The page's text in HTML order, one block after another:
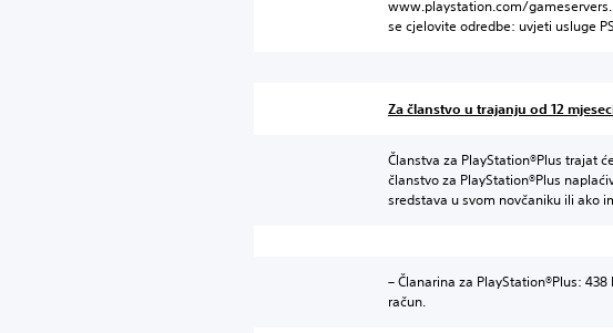
www.playstation.com/
se cjelovite odredbe: uvjeti usluge
Za članstvo u trajanju od 12
Članstva za PlayStation®Plus trajat
članstvo za PlayStation®Plus
sredstava u svom novčaniku ili ako
– Članarina za PlayStation®Plus:
račun.